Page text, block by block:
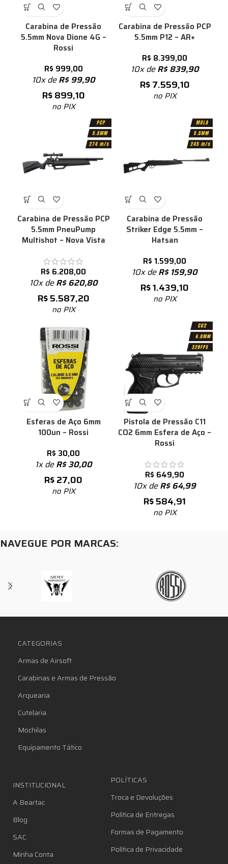
Carabina de Pressão
5.5mm Nova Dione 4G –
Rossi
R$ 999,00
10x deR$99,90
R$899,10
no PIX
Carabina de Pressão PCP
5.5mm P12 – AR+
R$ 8.399,00
10x deR$839,90
R$7.559,10
no PIX
Carabina de Pressão PCP
5.5mm PneuPump
Multishot – Nova Vista
R$ 6.208,00
10x deR$620,80
R$5.587,20
no PIX
Carabina de Pressão
Striker Edge 5.5mm –
Hatsan
R$ 1.599,00
10x deR$159,90
R$1.439,10
no PIX
Esferas de Aço 6mm
100un – Rossi
R$ 30,00
1x deR$30,00
R$27,00
no PIX
Pistola de Pressão C11
CO2 6mm Esfera de Aço –
Rossi
R$ 649,90
10x deR$64,99
R$584,91
no PIX
NAVEGUE POR MARCAS:
CATEGORIAS
Armas de Airsoft
Carabinas e Armas de Pressão
Arquearia
Cutelaria
Mochilas
Equipamento Tático
INSTITUCIONAL
A Beartac
Blog
SAC
Minha Conta
POLÍTICAS
Troca e Devoluções
Política de Entregas
Formas de Pagamento
Política de Privacidade